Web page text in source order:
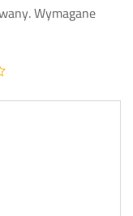
Wymagane